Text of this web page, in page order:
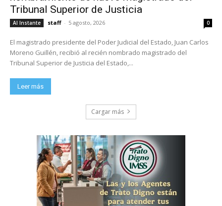
Tribunal Superior de Justicia
Al Instante staff - 5 agosto, 2026 0
El magistrado presidente del Poder Judicial del Estado, Juan Carlos
Moreno Guillén, recibió al recién nombrado magistrado del
Tribunal Superior de Justicia del Estado,...
Leer más
Cargar más